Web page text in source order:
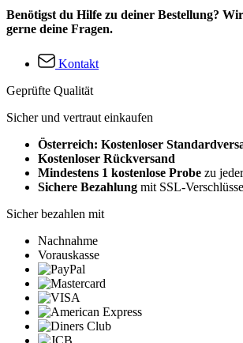
Benötigst du Hilfe zu deiner Bestellung?
gerne deine Fragen.
Kontakt
Geprüfte Qualität
Sicher und vertraut einkaufen
Österreich: Kostenloser
Kostenloser Rückversand
Mindestens 1 kostenlose Probe zu
Sichere Bezahlung mit SSL-
Sicher bezahlen mit
Nachnahme
Vorauskasse